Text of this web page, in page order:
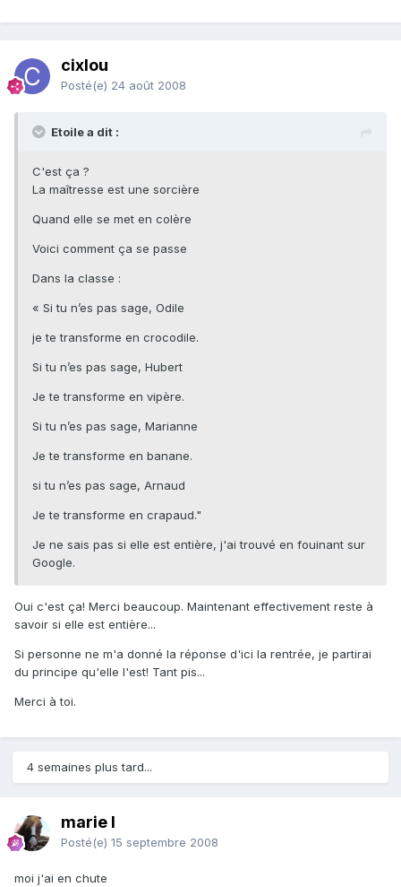
cixlou
Posté(e) 24 août 2008
Etoile a dit :
C'est ça ?
La maîtresse est une sorcière
Quand elle se met en colère
Voici comment ça se passe
Dans la classe :
« Si tu n’es pas sage, Odile
je te transforme en crocodile.
Si tu n’es pas sage, Hubert
Je te transforme en vipère.
Si tu n’es pas sage, Marianne
Je te transforme en banane.
si tu n’es pas sage, Arnaud
Je te transforme en crapaud."
Je ne sais pas si elle est entière, j'ai trouvé en fouinant sur
Google.
Oui c'est ça! Merci beaucoup. Maintenant effectivement reste à
savoir si elle est entière...
Si personne ne m'a donné la réponse d'ici la rentrée, je partirai
du principe qu'elle l'est! Tant pis...
Merci à toi.
4 semaines plus tard...
marie l
Posté(e) 15 septembre 2008
moi j'ai en chute